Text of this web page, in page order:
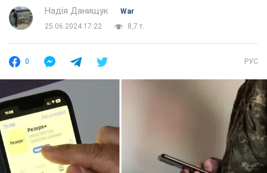
Надія Данищук
War
25.06.2024 17:22
8,7 т.
0 РУС